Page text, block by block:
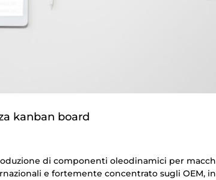
kanban board
di componenti oleodinamici per
e fortemente concentrato sugli OEM, in